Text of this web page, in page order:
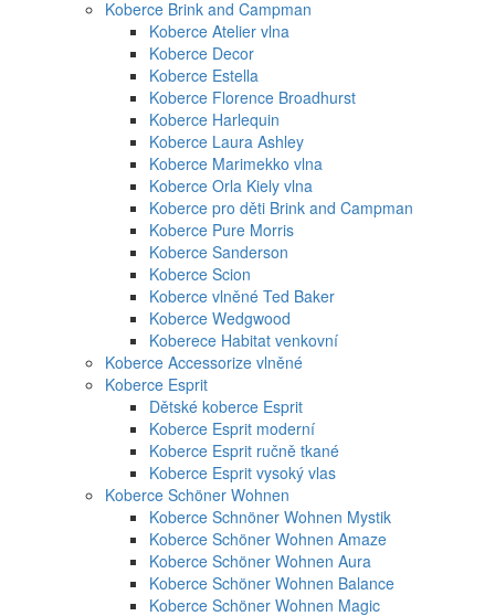
Koberce Brink and Campman
Koberce Atelier vlna
Koberce Decor
Koberce Estella
Koberce Florence Broadhurst
Koberce Harlequin
Koberce Laura Ashley
Koberce Marimekko vlna
Koberce Orla Kiely vlna
Koberce pro děti Brink and Campman
Koberce Pure Morris
Koberce Sanderson
Koberce Scion
Koberce vlněné Ted Baker
Koberce Wedgwood
Koberece Habitat venkovní
Koberce Accessorize vlněné
Koberce Esprit
Dětské koberce Esprit
Koberce Esprit moderní
Koberce Esprit ručně tkané
Koberce Esprit vysoký vlas
Koberce Schöner Wohnen
Koberce Schnöner Wohnen Mystik
Koberce Schöner Wohnen Amaze
Koberce Schöner Wohnen Aura
Koberce Schöner Wohnen Balance
Koberce Schöner Wohnen Magic